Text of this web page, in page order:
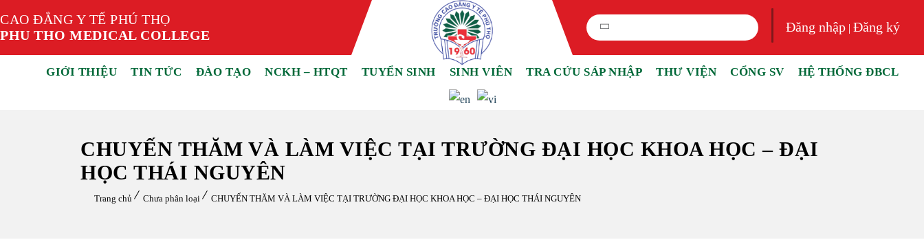
CAO ĐẲNG Y TẾ PHÚ THỌ
PHU THO MEDICAL COLLEGE
Đăng nhập |Đăng ký
GIỚI THIỆU TIN TỨC ĐÀO TẠO NCKH – HTQT TUYỂN SINH SINH VIÊN TRA CỨU SÁP NHẬP THƯ VIỆN CỔNG SV HỆ THỐNG ĐBCL
CHUYẾN THĂM VÀ LÀM VIỆC TẠI TRƯỜNG ĐẠI HỌC KHOA HỌC – ĐẠI
HỌC THÁI NGUYÊN
Trang chủ Chưa phân loại CHUYẾN THĂM VÀ LÀM VIỆC TẠI TRƯỜNG ĐẠI HỌC KHOA HỌC – ĐẠI HỌC THÁI NGUYÊN